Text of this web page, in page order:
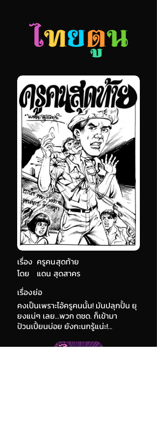
เรื่อง ครูคนสุดท้าย
แดน สุดสาคร
โดย
เรื่องย่อ
คงเป็นเพราะไอ้ครูคนนั้น! มันปลุกปั้น ยุ
ยงแน่ๆ เลย...พวก ตชด. ก็เข้ามา
ป้วนเปี้ยนบ่อย ยังกะนกรู้แน่ะ!...